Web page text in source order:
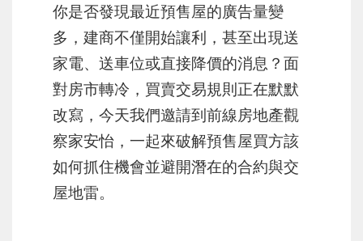
你是否發現最近預售屋的廣告量變
多，建商不僅開始讓利，甚至出現送
家電、送車位或直接降價的消息？面
對房市轉冷，買賣交易規則正在默默
改寫，今天我們邀請到前線房地產觀
察家安怡，一起來破解預售屋買方該
如何抓住機會並避開潛在的合約與交
屋地雷。